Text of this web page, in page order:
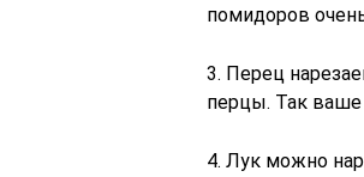
помидоров
3. Перец
перцы. Так ваше
4. Лук можно